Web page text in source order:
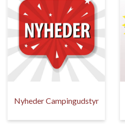
Nyheder Campingudstyr